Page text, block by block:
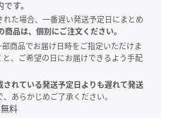
す。
た場合、一番遅い発送予定日にまとめ
商品は、個別にご注文ください。
商品でお届け日時をご指定いただけま
、ご希望の日にお届けできるよう手配
れている発送予定日よりも遅れて発送
あらかじめご了承ください。
料